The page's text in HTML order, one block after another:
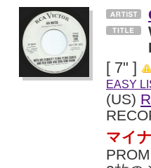
[ 7" ]
EASY
(US)
マイ